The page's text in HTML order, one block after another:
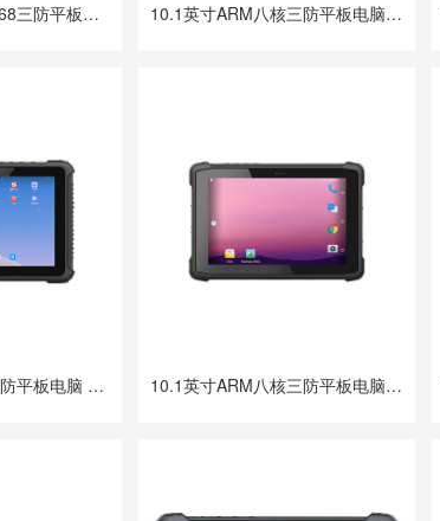
10.1英寸国产RK3568三防平板电脑 DTZ-R1040E 10.1英寸ARM八核三防平板电脑 DTZ-T1080E-Q
10.1英寸RK3588三防平板电脑 DTZ-R1080E 10.1英寸ARM八核三防平板电脑 DTZ-Q1085E